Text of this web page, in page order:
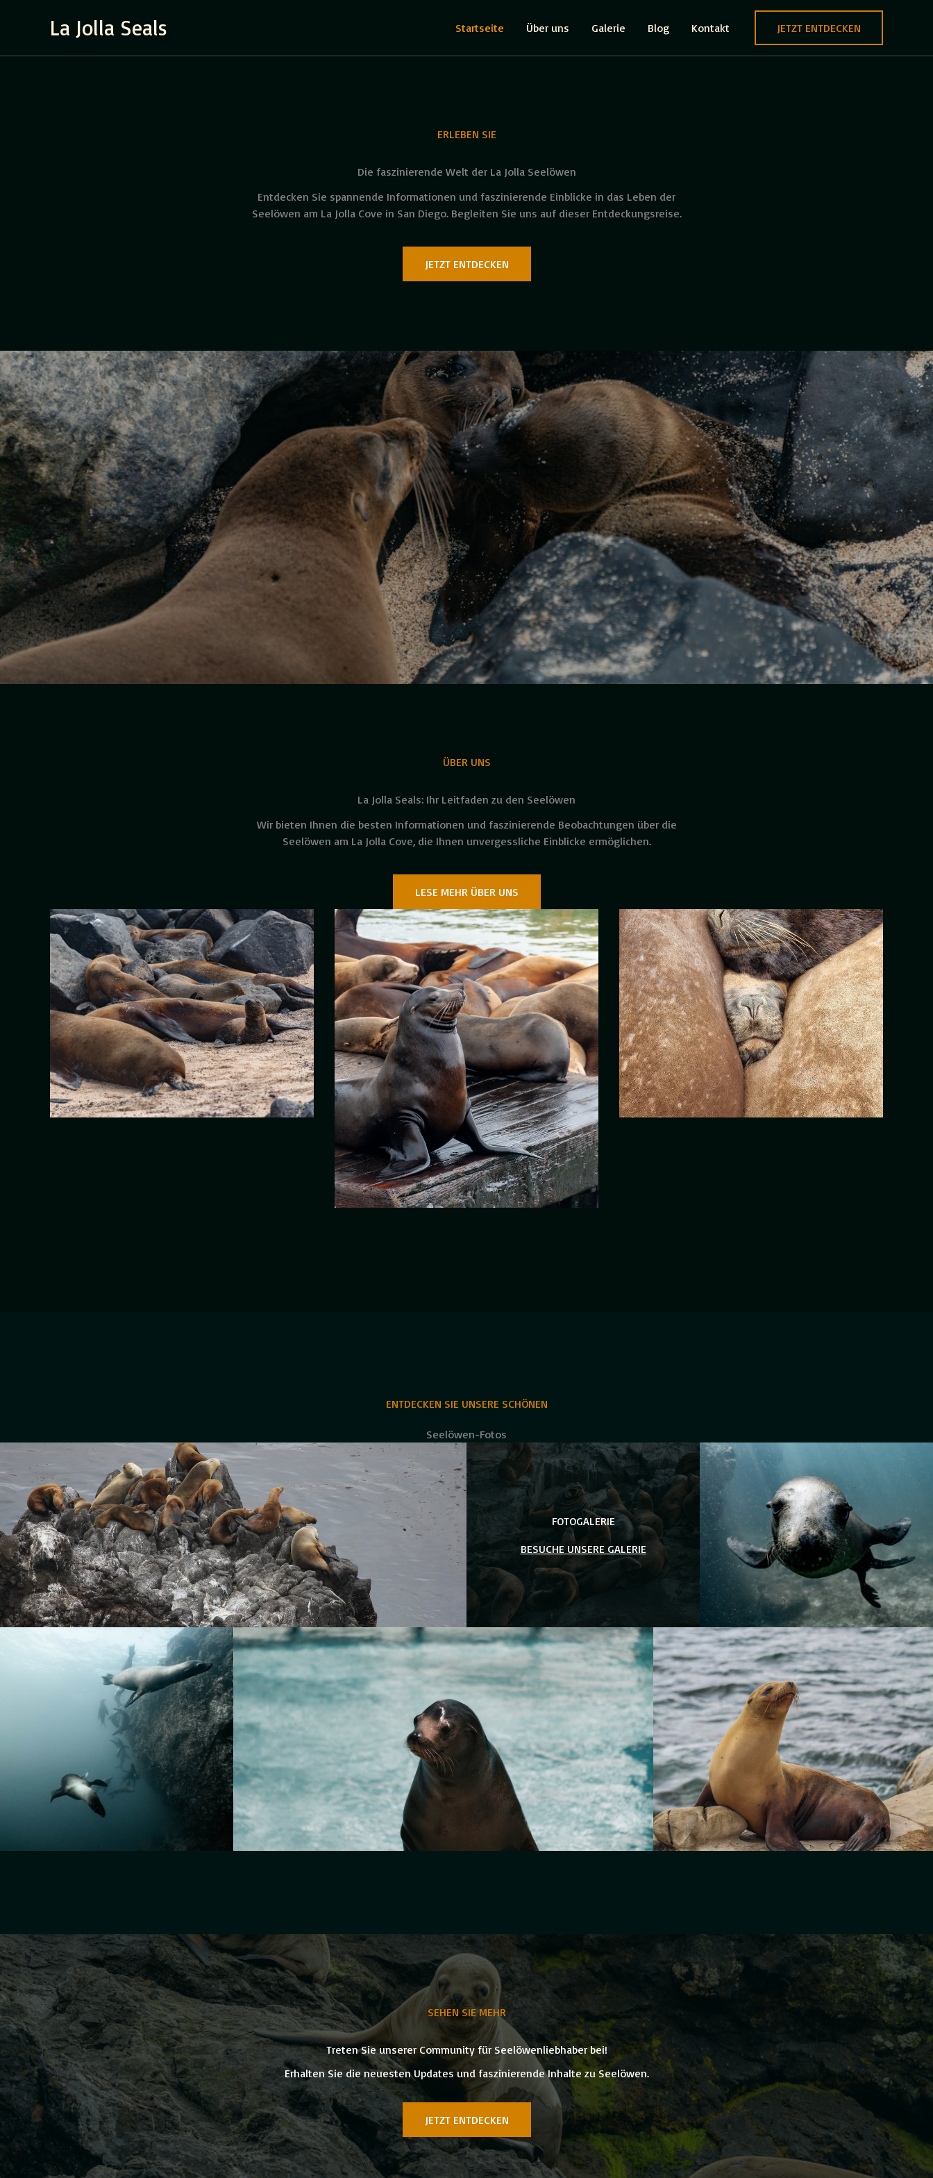
La Jolla Seals Startseite Über uns Galerie Blog Kontakt JETZT ENTDECKEN
ERLEBEN SIE
Die faszinierende Welt der La Jolla Seelöwen
Entdecken Sie spannende Informationen und faszinierende Einblicke in das Leben der
Seelöwen am La Jolla Cove in San Diego. Begleiten Sie uns auf dieser Entdeckungsreise.
JETZT ENTDECKEN
ÜBER UNS
La Jolla Seals: Ihr Leitfaden zu den Seelöwen
Wir bieten Ihnen die besten Informationen und faszinierende Beobachtungen über die
Seelöwen am La Jolla Cove, die Ihnen unvergessliche Einblicke ermöglichen.
LESE MEHR ÜBER UNS
ENTDECKEN SIE UNSERE SCHÖNEN
Seelöwen-Fotos
FOTOGALERIE
BESUCHE UNSERE GALERIE
SEHEN SIE MEHR
Treten Sie unserer Community für Seelöwenliebhaber bei!
Erhalten Sie die neuesten Updates und faszinierende Inhalte zu Seelöwen.
JETZT ENTDECKEN